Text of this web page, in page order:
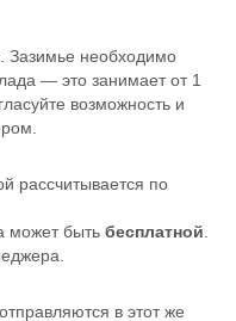
Зазимье необходимо
— это занимает от 1
возможность и
рассчитывается по
может быть бесплатной
в этот же